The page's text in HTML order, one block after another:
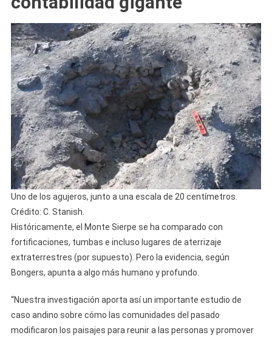
Uno de los agujeros, junto a una escala de 20 centímetros.
Crédito: C. Stanish.
Históricamente, el Monte Sierpe se ha comparado con
fortificaciones, tumbas e incluso lugares de aterrizaje
extraterrestres (por supuesto). Pero la evidencia, según
Bongers, apunta a algo más humano y profundo.
“Nuestra investigación aporta así un importante estudio de
caso andino sobre cómo las comunidades del pasado
modificaron los paisajes para reunir a las personas y promover